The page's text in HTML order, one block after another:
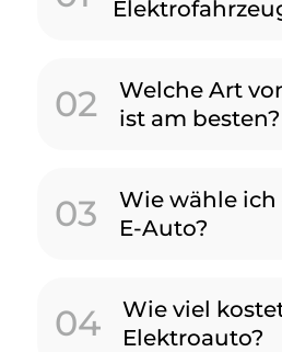
02
Welche Art
ist am besten?
03
Wie wähle
E-Auto?
04
Wie viel
Elektroauto?